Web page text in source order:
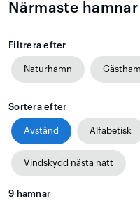
Närmaste
Filtrera efter
Naturhamn
Sortera efter
Avstånd Alfabetisk
Vindskydd nästa natt
9 hamnar